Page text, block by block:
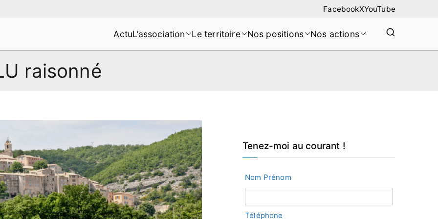
FacebookXYouTube
de la Montagne de Lure
ActuL’association Le territoire Nos positions Nos actions
raisonné
Tenez-moi au courant !
Nom Prénom
Téléphone